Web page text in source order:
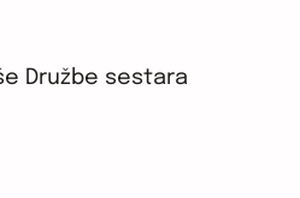
Družbe sestara